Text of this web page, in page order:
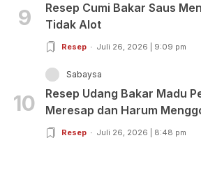
9
Resep Cumi Bakar Saus
Tidak Alot
Resep Juli 26, 2026 | 9:09 pm
10
Sabaysa
Resep Udang Bakar Madu
Meresap dan Harum
Resep Juli 26, 2026 | 8:48 pm